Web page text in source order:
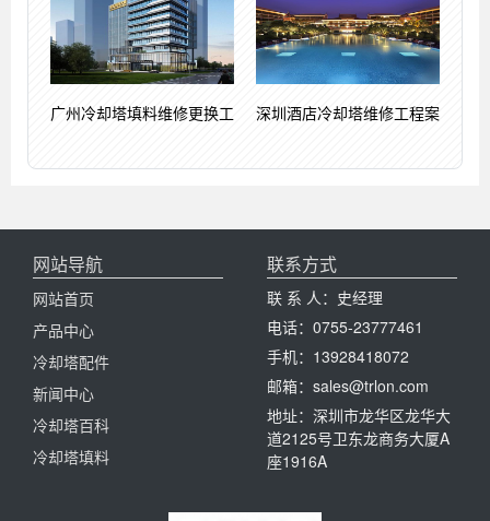
广州冷却塔填料维修更换工 深圳酒店冷却塔维修工程案
网站导航
网站首页
产品中心
冷却塔配件
新闻中心
冷却塔百科
冷却塔填料
联系方式
联 系 人：史经理
电话：0755-23777461
手机：13928418072
邮箱：sales@trlon.com
地址：深圳市龙华区龙华大
道2125号卫东龙商务大厦A
座1916A